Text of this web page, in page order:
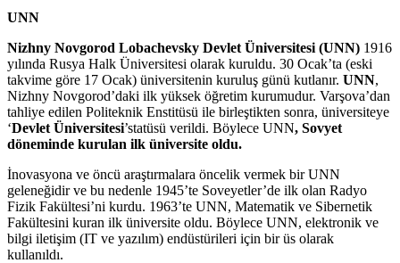
UNN
Nizhny Novgorod Lobachevsky Devlet Üniversitesi (UNN) 1916
yılında Rusya Halk Üniversitesi olarak kuruldu. 30 Ocak’ta (eski
takvime göre 17 Ocak) üniversitenin kuruluş günü kutlanır. UNN,
Nizhny Novgorod’daki ilk yüksek öğretim kurumudur. Varşova’dan
tahliye edilen Politeknik Enstitüsü ile birleştikten sonra, üniversiteye
‘Devlet Üniversitesi’statüsü verildi. Böylece UNN, Sovyet
döneminde kurulan ilk üniversite oldu.
İnovasyona ve öncü araştırmalara öncelik vermek bir UNN
geleneğidir ve bu nedenle 1945’te Soveyetler’de ilk olan Radyo
Fizik Fakültesi’ni kurdu. 1963’te UNN, Matematik ve Sibernetik
Fakültesini kuran ilk üniversite oldu. Böylece UNN, elektronik ve
bilgi iletişim (IT ve yazılım) endüstürileri için bir üs olarak
kullanıldı.